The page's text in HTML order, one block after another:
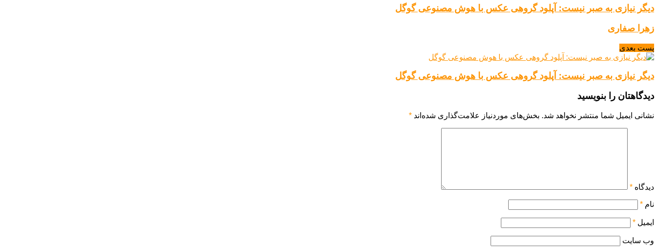
دیگر نیازی به صبر نیست: آپلود گروهی عکس با هوش مصنوعی گوگل
زهرا صفاری
پست بعدی
دیگر نیازی به صبر نیست: آپلود گروهی عکس با هوش مصنوعی گوگل
دیدگاهتان را بنویسید
نشانی ایمیل شما منتشر نخواهد شد. بخش‌های موردنیاز علامت‌گذاری شده‌اند *
دیدگاه *
نام *
ایمیل *
وب‌ سایت